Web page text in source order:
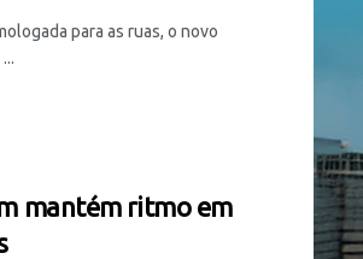
para as ruas, o novo
mantém ritmo em